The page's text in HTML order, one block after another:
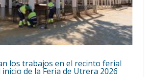
los trabajos en el recinto ferial
de la Feria de Utrera 2026